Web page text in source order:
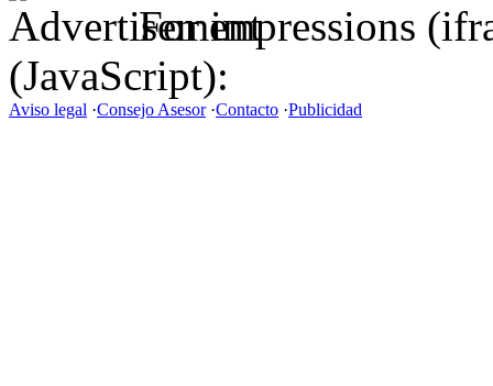
For impressions
(JavaScript):
Aviso legal ·Consejo Asesor·Contacto ·Publicidad